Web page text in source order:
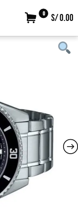
0 S/ 0.00